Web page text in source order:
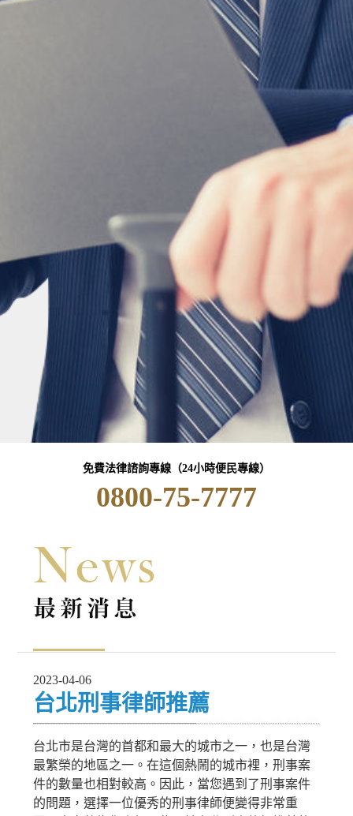
免費法律諮詢專線（24小時便民專線）
0800-75-7777
2023-04-06
台北刑事律師推薦
台北市是台灣的首都和最大的城市之一，也是台灣
最繁榮的地區之一。在這個熱鬧的城市裡，刑事案
件的數量也相對較高。因此，當您遇到了刑事案件
的問題，選擇一位優秀的刑事律師便變得非常重